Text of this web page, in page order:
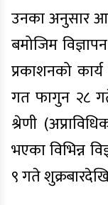
उनका अनुसार
बमोजिम
प्रकाशनको
गत फागुन २८ गते
श्रेणी
भएका विभिन्न
९ गते